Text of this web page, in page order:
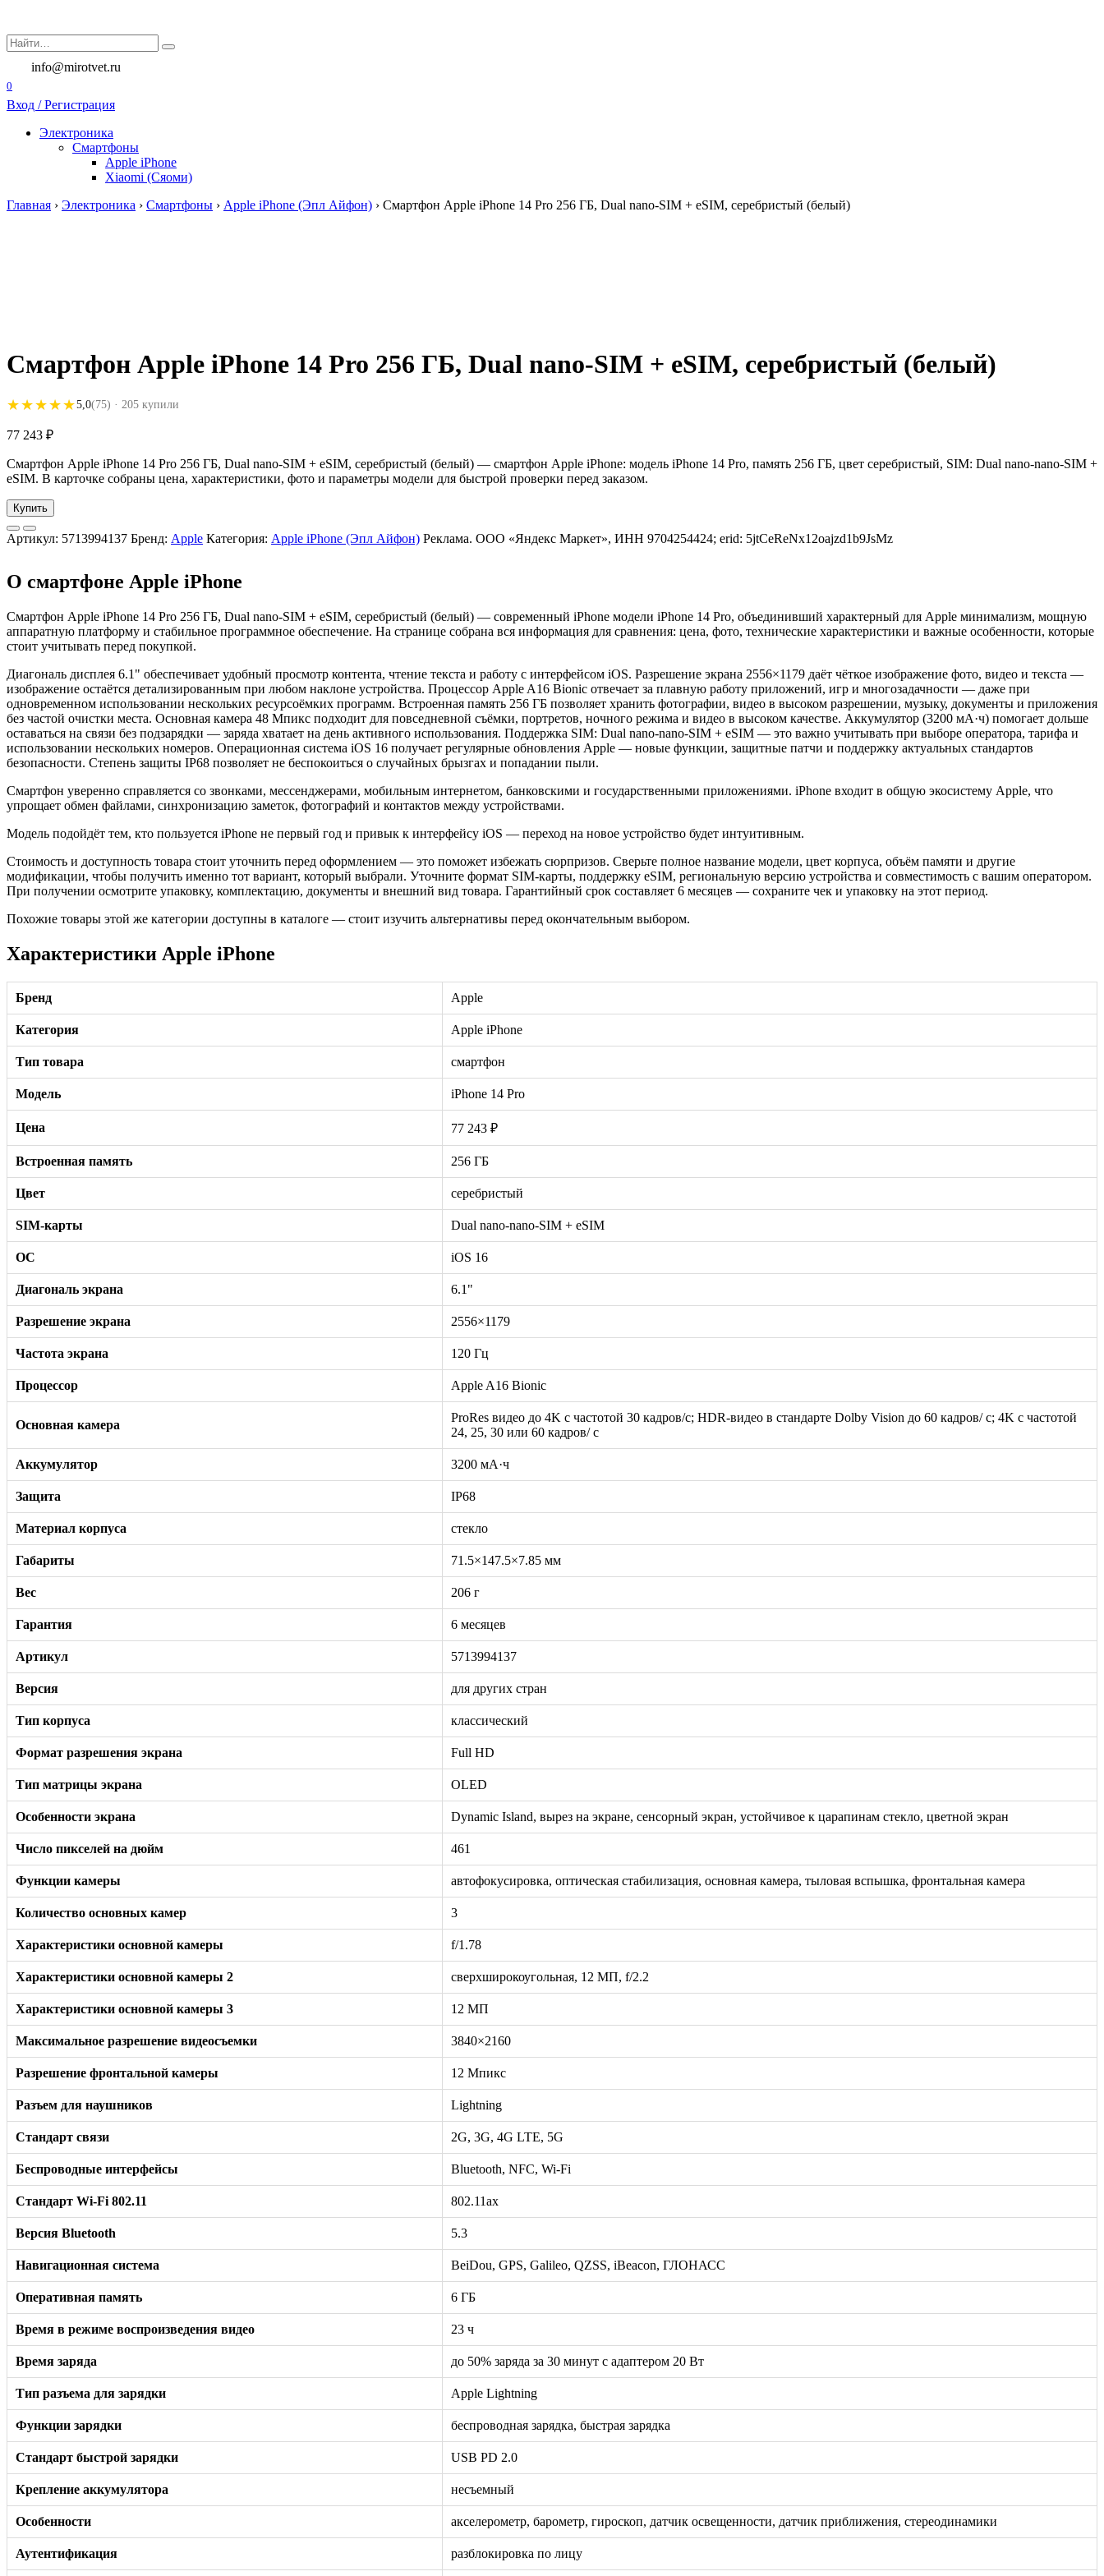
содержанию
Search
for:
info@mirotvet.ru
0
Вход / Регистрация
Электроника
Смартфоны
Apple iPhone
Xiaomi (Сяоми)
Главная › Электроника › Смартфоны › Apple iPhone (Эпл Айфон) › Смартфон Apple iPhone 14 Pro 256 ГБ, Dual nano-SIM + eSIM, серебристый (белый)
Смартфон Apple iPhone 14 Pro 256 ГБ, Dual nano-SIM + eSIM, серебристый (белый)
★★★★★
★★★★★5,0(75) · 205 купили
77 243 ₽
Смартфон Apple iPhone 14 Pro 256 ГБ, Dual nano-SIM + eSIM, серебристый (белый) — смартфон Apple iPhone: модель iPhone 14 Pro, память 256 ГБ, цвет серебристый, SIM: Dual nano-nano-SIM +
eSIM. В карточке собраны цена, характеристики, фото и параметры модели для быстрой проверки перед заказом.
Купить
Артикул: 5713994137 Бренд: Apple Категория: Apple iPhone (Эпл Айфон) Реклама. ООО «Яндекс Маркет», ИНН 9704254424; erid: 5jtCeReNx12oajzd1b9JsMz
О смартфоне Apple iPhone
Смартфон Apple iPhone 14 Pro 256 ГБ, Dual nano-SIM + eSIM, серебристый (белый) — современный iPhone модели iPhone 14 Pro, объединивший характерный для Apple минимализм, мощную
аппаратную платформу и стабильное программное обеспечение. На странице собрана вся информация для сравнения: цена, фото, технические характеристики и важные особенности, которые
стоит учитывать перед покупкой.
Диагональ дисплея 6.1" обеспечивает удобный просмотр контента, чтение текста и работу с интерфейсом iOS. Разрешение экрана 2556×1179 даёт чёткое изображение фото, видео и текста —
изображение остаётся детализированным при любом наклоне устройства. Процессор Apple A16 Bionic отвечает за плавную работу приложений, игр и многозадачности — даже при
одновременном использовании нескольких ресурсоёмких программ. Встроенная память 256 ГБ позволяет хранить фотографии, видео в высоком разрешении, музыку, документы и приложения
без частой очистки места. Основная камера 48 Мпикс подходит для повседневной съёмки, портретов, ночного режима и видео в высоком качестве. Аккумулятор (3200 мА·ч) помогает дольше
оставаться на связи без подзарядки — заряда хватает на день активного использования. Поддержка SIM: Dual nano-nano-SIM + eSIM — это важно учитывать при выборе оператора, тарифа и
использовании нескольких номеров. Операционная система iOS 16 получает регулярные обновления Apple — новые функции, защитные патчи и поддержку актуальных стандартов
безопасности. Степень защиты IP68 позволяет не беспокоиться о случайных брызгах и попадании пыли.
Смартфон уверенно справляется со звонками, мессенджерами, мобильным интернетом, банковскими и государственными приложениями. iPhone входит в общую экосистему Apple, что
упрощает обмен файлами, синхронизацию заметок, фотографий и контактов между устройствами.
Модель подойдёт тем, кто пользуется iPhone не первый год и привык к интерфейсу iOS — переход на новое устройство будет интуитивным.
Стоимость и доступность товара стоит уточнить перед оформлением — это поможет избежать сюрпризов. Сверьте полное название модели, цвет корпуса, объём памяти и другие
модификации, чтобы получить именно тот вариант, который выбрали. Уточните формат SIM-карты, поддержку eSIM, региональную версию устройства и совместимость с вашим оператором.
При получении осмотрите упаковку, комплектацию, документы и внешний вид товара. Гарантийный срок составляет 6 месяцев — сохраните чек и упаковку на этот период.
Похожие товары этой же категории доступны в каталоге — стоит изучить альтернативы перед окончательным выбором.
Характеристики Apple iPhone
Бренд Apple
Категория Apple iPhone
Тип товара смартфон
Модель iPhone 14 Pro
Цена 77 243 ₽
Встроенная память 256 ГБ
Цвет серебристый
SIM-карты Dual nano-nano-SIM + eSIM
ОС iOS 16
Диагональ экрана 6.1"
Разрешение экрана 2556×1179
Частота экрана 120 Гц
Процессор Apple A16 Bionic
Основная камера
ProRes видео до 4K с частотой 30 кадров/с; HDR‑видео в стандарте Dolby Vision до 60 кадров/ с; 4K с частотой
24, 25, 30 или 60 кадров/ с
Аккумулятор 3200 мА·ч
Защита IP68
Материал корпуса стекло
Габариты 71.5×147.5×7.85 мм
Вес 206 г
Гарантия 6 месяцев
Артикул 5713994137
Версия для других стран
Тип корпуса классический
Формат разрешения экрана Full HD
Тип матрицы экрана OLED
Особенности экрана Dynamic Island, вырез на экране, сенсорный экран, устойчивое к царапинам стекло, цветной экран
Число пикселей на дюйм 461
Функции камеры автофокусировка, оптическая стабилизация, основная камера, тыловая вспышка, фронтальная камера
Количество основных камер 3
Характеристики основной камеры f/1.78
Характеристики основной камеры 2 сверхширокоугольная, 12 МП, f/2.2
Характеристики основной камеры 3 12 МП
Максимальное разрешение видеосъемки 3840×2160
Разрешение фронтальной камеры 12 Мпикс
Разъем для наушников Lightning
Стандарт связи 2G, 3G, 4G LTE, 5G
Беспроводные интерфейсы Bluetooth, NFC, Wi-Fi
Стандарт Wi-Fi 802.11 802.11ax
Версия Bluetooth 5.3
Навигационная система BeiDou, GPS, Galileo, QZSS, iBeacon, ГЛОНАСС
Оперативная память 6 ГБ
Время в режиме воспроизведения видео 23 ч
Время заряда до 50% заряда за 30 минут с адаптером 20 Вт
Тип разъема для зарядки Apple Lightning
Функции зарядки беспроводная зарядка, быстрая зарядка
Стандарт быстрой зарядки USB PD 2.0
Крепление аккумулятора несъемный
Особенности акселерометр, барометр, гироскоп, датчик освещенности, датчик приближения, стереодинамики
Аутентификация разблокировка по лицу